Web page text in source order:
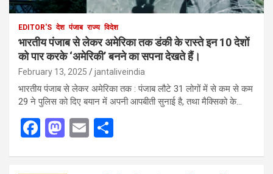
EDITOR'S देश पंजाब राज्य विदेश
भारतीय पंजाब से लेकर अमेरिका तक डंकी के रास्ते इन 10 देशों
को पार करके ‘अमेरिकी’ बनने का सपना देखते हैं।
February 13, 2025 jantaliveindia
भारतीय पंजाब से लेकर अमेरिका तक : पंजाब लौटे 31 लोगों में से कम से कम
29 ने पुलिस को दिए बयान में अपनी आपबीती सुनाई है, तथा मैक्सिको के…
F
M E